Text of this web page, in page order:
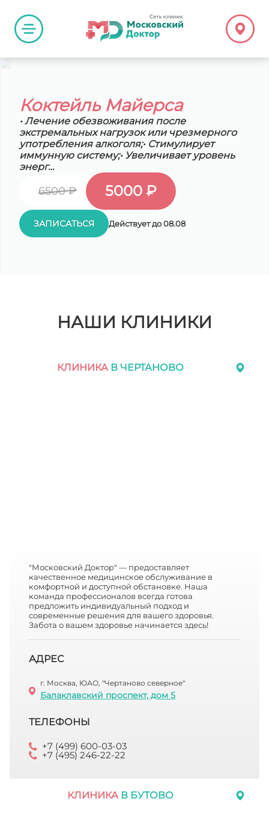
Коктейль Майерса
• Лечение обезвоживания после
экстремальных нагрузок или чрезмерного
употребления алкоголя;• Стимулирует
иммунную систему;• Увеличивает уровень
энерг…
6500 ₽ 5000 ₽
ЗАПИСАТЬСЯ Действует до 08.08
НАШИ КЛИНИКИ
КЛИНИКА В ЧЕРТАНОВО
"Московский Доктор" — предоставляет
качественное медицинское обслуживание в
комфортной и доступной обстановке. Наша
команда профессионалов всегда готова
предложить индивидуальный подход и
современные решения для вашего здоровья.
Забота о вашем здоровье начинается здесь!
АДРЕС
г. Москва, ЮАО, "Чертаново северное"
Балаклавский проспект, дом 5
ТЕЛЕФОНЫ
+7 (499) 600-03-03
+7 (495) 246-22-22
КЛИНИКА В БУТОВО